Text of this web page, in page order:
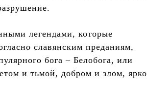
легендами, которые
славянским преданиям,
бога – Белобога, или
и тьмой, добром и злом, ярко